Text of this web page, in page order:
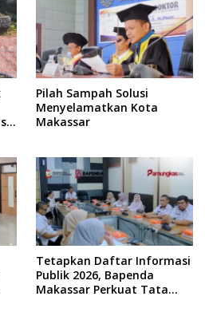
Pilah Sampah Solusi
Menyelamatkan Kota
Makassar
Tetapkan Daftar Informasi
Publik 2026, Bapenda
Makassar Perkuat Tata